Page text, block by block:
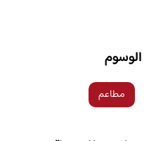
الوسوم
مطاعم